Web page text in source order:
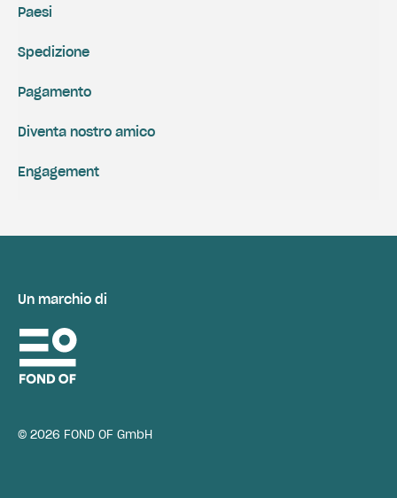
Spedizione
Pagamento
Engagement
Diventa nostro amico
Paesi
Un marchio di
© 2026 FOND OF GmbH